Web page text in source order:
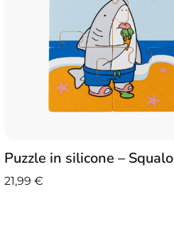
Puzzle in silicone – Squalo
21,99 €